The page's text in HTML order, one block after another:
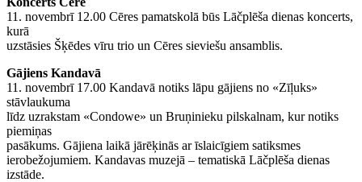
11. novembrī 12.00 Cēres pamatskolā būs Lāčplēša dienas koncerts,
kurā
uzstāsies Šķēdes vīru trio un Cēres sieviešu ansamblis.
Gājiens Kandavā
11. novembrī 17.00 Kandavā notiks lāpu gājiens no «Zīļuks»
stāvlaukuma
līdz uzrakstam «Condowe» un Bruņinieku pilskalnam, kur notiks
piemiņas
pasākums. Gājiena laikā jārēķinās ar īslaicīgiem satiksmes
ierobežojumiem. Kandavas muzejā – tematiskā Lāčplēša dienas
izstāde.